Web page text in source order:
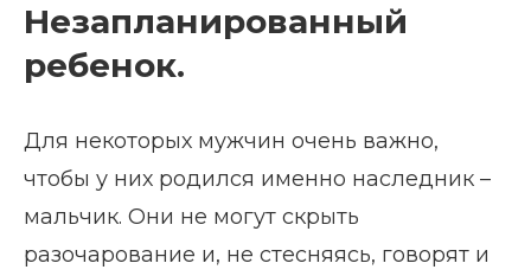
Незапланированный
ребенок.
Для некоторых мужчин очень важно,
чтобы у них родился именно наследник –
мальчик. Они не могут скрыть
разочарование и, не стесняясь, говорят и